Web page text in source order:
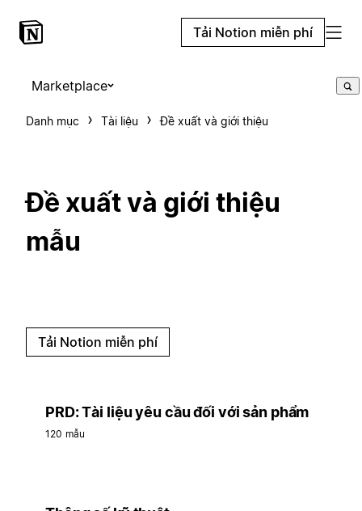
Tải Notion miễn phí
Marketplace
Danh mục Tài liệu Đề xuất và giới thiệu
Đề xuất và giới thiệu
mẫu
Tải Notion miễn phí
PRD: Tài liệu yêu cầu đối với sản phẩm
120 mẫu